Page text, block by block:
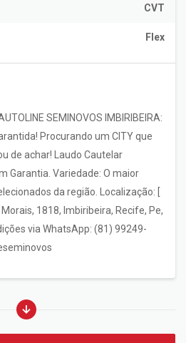
CVT
Flex
SEMINOVOS IMBIRIBEIRA:
Procurando um CITY que
de achar! Laudo Cautelar
Garantia. Variedade: O maior
da região. Localização: [
1818, Imbiribeira, Recife, Pe,
via WhatsApp: (81) 99249-